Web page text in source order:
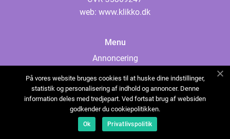
web: www.klikko.dk
Menu
Annoncering
Cookies
Kontakt os
Sitemap
På vores website bruges cookies til at huske dine indstillinger,
statistik og personalisering af indhold og annoncer. Denne
information deles med tredjepart. Ved fortsat brug af websiden
godkender du cookiepolitikken.
Ok Privatlivspolitik